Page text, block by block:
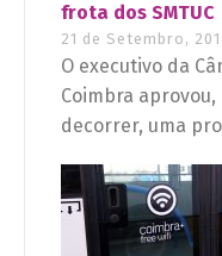
frota dos SMTUC
21 de Setembro,
O executivo da
Coimbra
decorrer, uma